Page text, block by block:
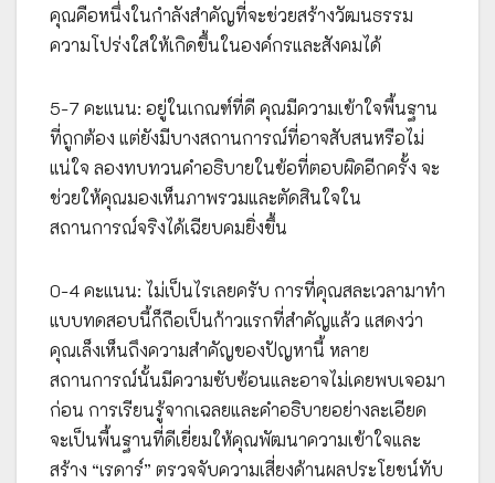
คุณคือหนึ่งในกำลังสำคัญที่จะช่วยสร้างวัฒนธรรม
ความโปร่งใสให้เกิดขึ้นในองค์กรและสังคมได้
5-7 คะแนน: อยู่ในเกณฑ์ที่ดี คุณมีความเข้าใจพื้นฐาน
ที่ถูกต้อง แต่ยังมีบางสถานการณ์ที่อาจสับสนหรือไม่
แน่ใจ ลองทบทวนคำอธิบายในข้อที่ตอบผิดอีกครั้ง จะ
ช่วยให้คุณมองเห็นภาพรวมและตัดสินใจใน
สถานการณ์จริงได้เฉียบคมยิ่งขึ้น
0-4 คะแนน: ไม่เป็นไรเลยครับ การที่คุณสละเวลามาทำ
แบบทดสอบนี้ก็ถือเป็นก้าวแรกที่สำคัญแล้ว แสดงว่า
คุณเล็งเห็นถึงความสำคัญของปัญหานี้ หลาย
สถานการณ์นั้นมีความซับซ้อนและอาจไม่เคยพบเจอมา
ก่อน การเรียนรู้จากเฉลยและคำอธิบายอย่างละเอียด
จะเป็นพื้นฐานที่ดีเยี่ยมให้คุณพัฒนาความเข้าใจและ
สร้าง “เรดาร์” ตรวจจับความเสี่ยงด้านผลประโยชน์ทับ